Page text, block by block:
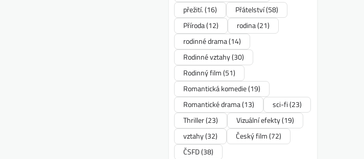
přežití.(16) Přátelství(58)
Příroda(12) rodina(21)
rodinné drama(14)
Rodinné vztahy(30)
Rodinný film(51)
Romantická komedie(19)
Romantické drama(13) sci-fi(23)
Thriller(23) Vizuální efekty(19)
vztahy(32) Český film(72)
ČSFD(38)